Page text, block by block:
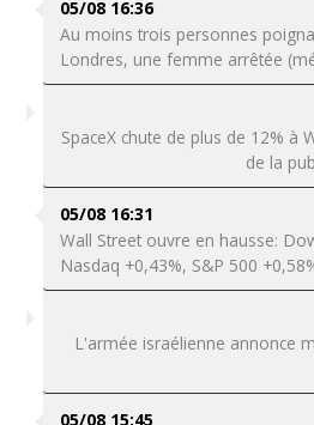
05/08 16:36
Au moins trois personnes
Londres, une femme arrêtée
SpaceX chute de plus de 12% à
de la
05/08 16:31
Wall Street ouvre en hausse:
Nasdaq +0,43%, S&P 500
L'armée israélienne annonce
05/08 15:45